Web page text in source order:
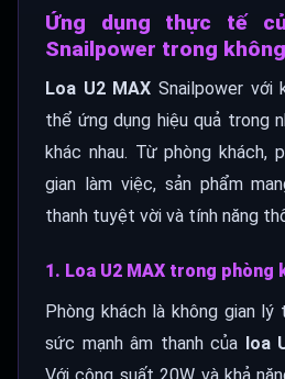
Ứng dụng thực tế
Snailpower trong
Loa U2 MAX Snailpower với
thể ứng dụng hiệu quả trong
khác nhau. Từ phòng khách,
gian làm việc, sản phẩm
thanh tuyệt vời và tính năng
1. Loa U2 MAX trong phòng
Phòng khách là không gian
sức mạnh âm thanh của loa